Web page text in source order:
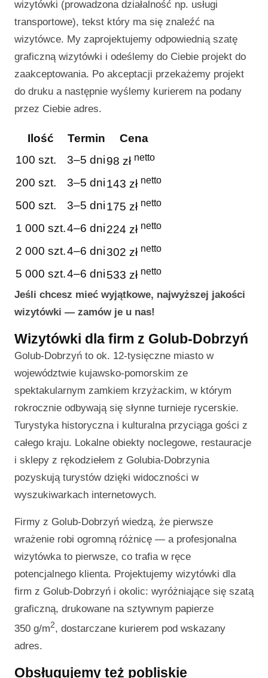
wizytówki (prowadzona działalność np. usługi
transportowe), tekst który ma się znaleźć na
wizytówce. My zaprojektujemy odpowiednią szatę
graficzną wizytówki i odeślemy do Ciebie projekt do
zaakceptowania. Po akceptacji przekażemy projekt
do druku a następnie wyślemy kurierem na podany
przez Ciebie adres.
Ilość Termin
Cena
100 szt.
3–5 dni98 zł netto
200 szt. 3–5 dni143 zł netto
500 szt. 3–5 dni175 zł netto
1 000 szt.4–6 dni224 zł netto
2 000 szt.4–6 dni302 zł netto
5 000 szt.4–6 dni533 zł netto
Jeśli chcesz mieć wyjątkowe, najwyższej jakości
wizytówki — zamów je u nas!
Wizytówki dla firm z Golub-Dobrzyń
Golub-Dobrzyń to ok. 12-tysięczne miasto w
województwie kujawsko-pomorskim ze
spektakularnym zamkiem krzyżackim, w którym
rokrocznie odbywają się słynne turnieje rycerskie.
Turystyka historyczna i kulturalna przyciąga gości z
całego kraju. Lokalne obiekty noclegowe, restauracje
i sklepy z rękodziełem z Golubia-Dobrzynia
pozyskują turystów dzięki widoczności w
wyszukiwarkach internetowych.
Firmy z Golub-Dobrzyń wiedzą, że pierwsze
wrażenie robi ogromną różnicę — a profesjonalna
wizytówka to pierwsze, co trafia w ręce
potencjalnego klienta. Projektujemy wizytówki dla
firm z Golub-Dobrzyń i okolic: wyróżniające się szatą
graficzną, drukowane na sztywnym papierze
350 g/m2, dostarczane kurierem pod wskazany
adres.
Obsługujemy też pobliskie